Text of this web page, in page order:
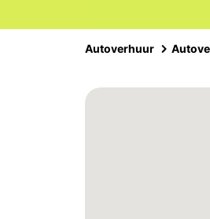
Autoverhuur